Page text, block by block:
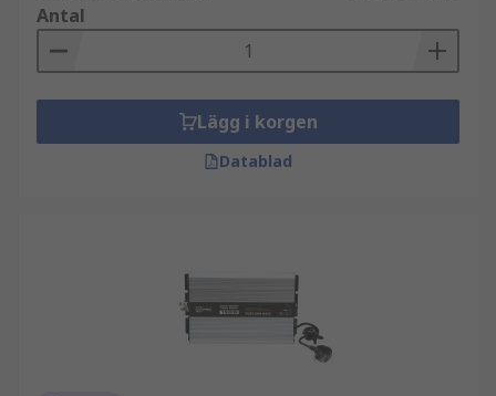
Antal
Lägg i korgen
Datablad